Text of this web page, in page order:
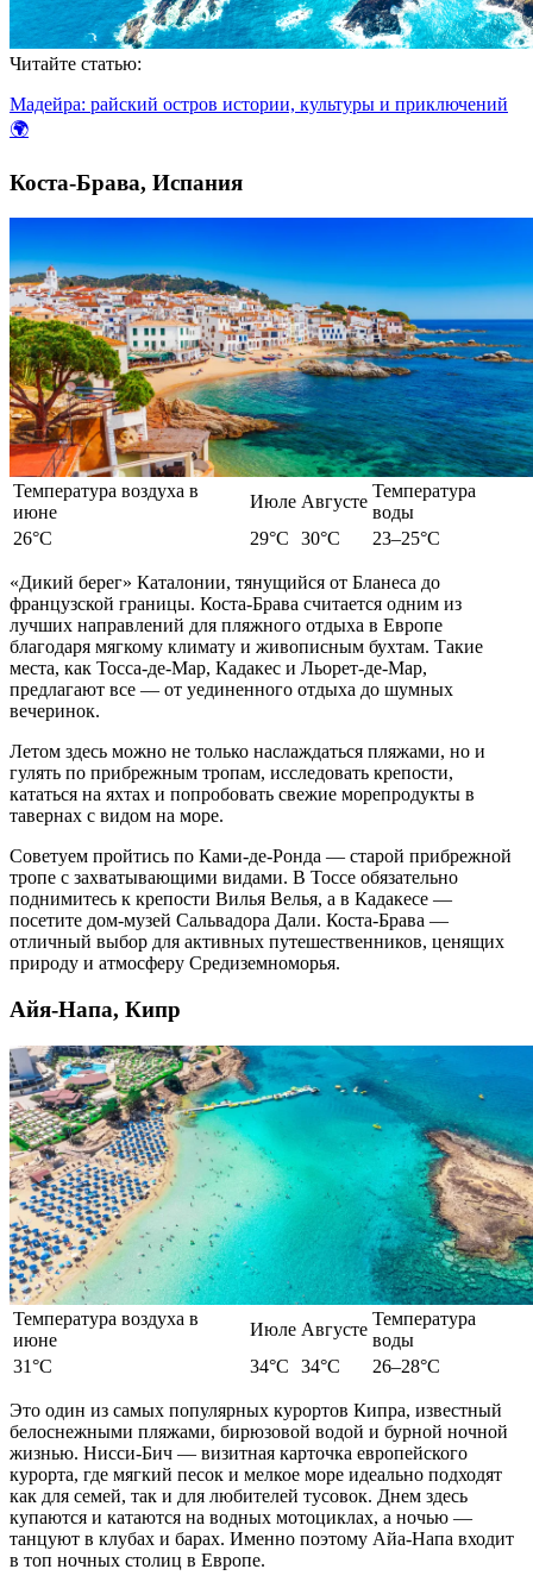
Читайте статью:
Мадейра: райский остров истории, культуры и приключений
🌍
Коста-Брава, Испания
Температура воздуха в
июне
Июле Августе
Температура
воды
26°C
29°C 30°C 23–25°C
«Дикий берег» Каталонии, тянущийся от Бланеса до
французской границы. Коста-Брава считается одним из
лучших направлений для пляжного отдыха в Европе
благодаря мягкому климату и живописным бухтам. Такие
места, как Тосса-де-Мар, Кадакес и Льорет-де-Мар,
предлагают все — от уединенного отдыха до шумных
вечеринок.
Летом здесь можно не только наслаждаться пляжами, но и
гулять по прибрежным тропам, исследовать крепости,
кататься на яхтах и попробовать свежие морепродукты в
тавернах с видом на море.
Советуем пройтись по Ками-де-Ронда — старой прибрежной
тропе с захватывающими видами. В Тоссе обязательно
поднимитесь к крепости Вилья Велья, а в Кадакесе —
посетите дом-музей Сальвадора Дали. Коста-Брава —
отличный выбор для активных путешественников, ценящих
природу и атмосферу Средиземноморья.
Айя-Напа, Кипр
Температура воздуха в
июне
Июле Августе
Температура
воды
31°C
34°C 34°C 26–28°C
Это один из самых популярных курортов Кипра, известный
белоснежными пляжами, бирюзовой водой и бурной ночной
жизнью. Нисси-Бич — визитная карточка европейского
курорта, где мягкий песок и мелкое море идеально подходят
как для семей, так и для любителей тусовок. Днем здесь
купаются и катаются на водных мотоциклах, а ночью —
танцуют в клубах и барах. Именно поэтому Айа-Напа входит
в топ ночных столиц в Европе.